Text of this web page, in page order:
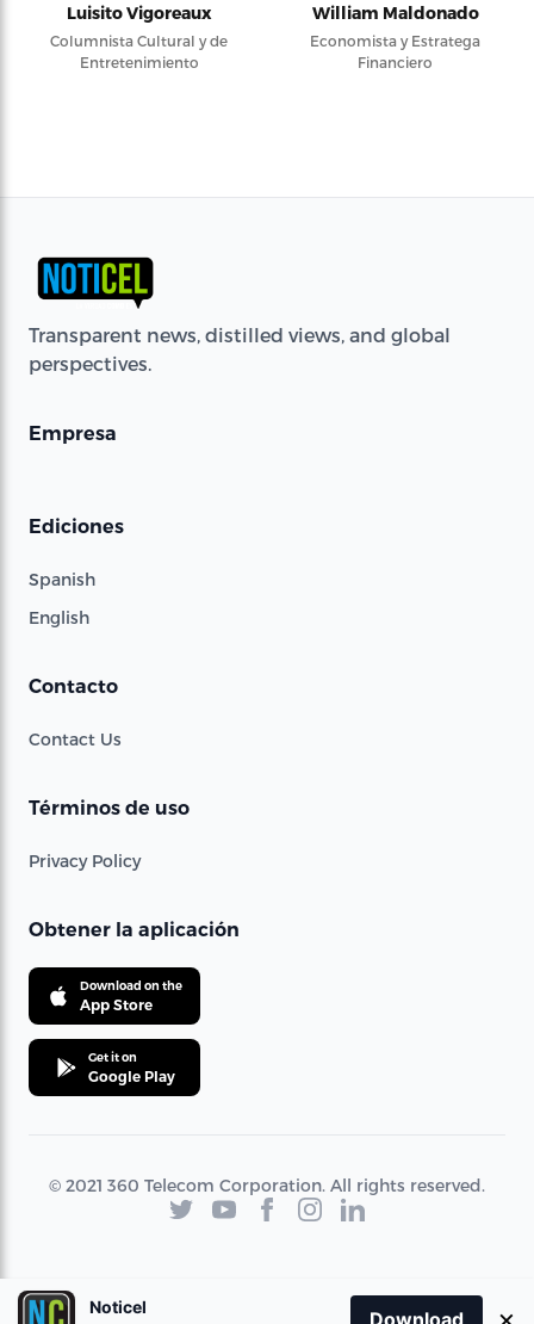
Luisito Vigoreaux
Columnista Cultural y de
Entretenimiento
William Maldonado
Economista y Estratega
Financiero
Transparent news, distilled views, and global
perspectives.
Empresa
Ediciones
Spanish
English
Contacto
Contact Us
Términos de uso
Privacy Policy
Obtener la aplicación
Download on the
App Store
Get it on
Google Play
© 2021 360 Telecom Corporation. All rights reserved.
Noticel
Download